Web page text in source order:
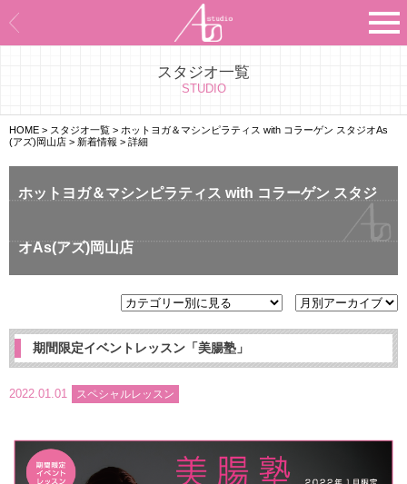
スタジオ一覧
STUDIO
HOME > スタジオ一覧 > ホットヨガ＆マシンピラティス with コラーゲン スタジオAs
(アズ)岡山店 > 新着情報 > 詳細
ホットヨガ＆マシンピラティス with コラーゲン スタジ
オAs(アズ)岡山店
期間限定イベントレッスン「美腸塾」
2022.01.01 スペシャルレッスン
Asのコンセプト
Asのナビゲーションシステム
施設紹介
よくあるご質問
エビデンス
会社案内